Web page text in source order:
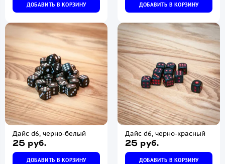
ДОБАВИТЬ В КОРЗИНУ ДОБАВИТЬ В КОРЗИНУ
Дайс d6, черно-белый
25 руб.
ДОБАВИТЬ В КОРЗИНУ
Дайс d6, черно-красный
25 руб.
ДОБАВИТЬ В КОРЗИНУ